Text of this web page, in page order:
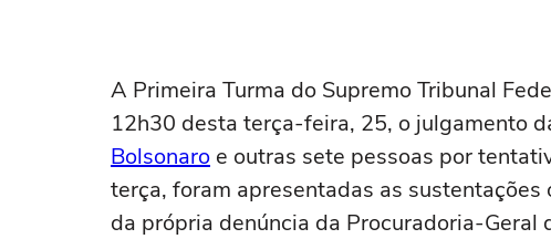
A Primeira Turma do Supremo Tribunal
12h30 desta terça-feira, 25, o julgamento
Bolsonaro e outras sete pessoas por
terça, foram apresentadas as
da própria denúncia da Procuradoria-Geral